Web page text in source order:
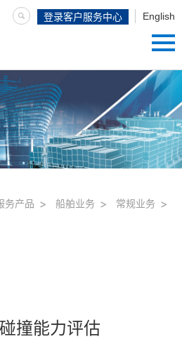
English
登录客户服务中心
务产品 船舶业务
常规业务
撞能力评估